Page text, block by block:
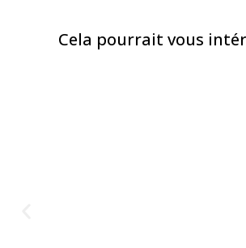
Cela pourrait vous